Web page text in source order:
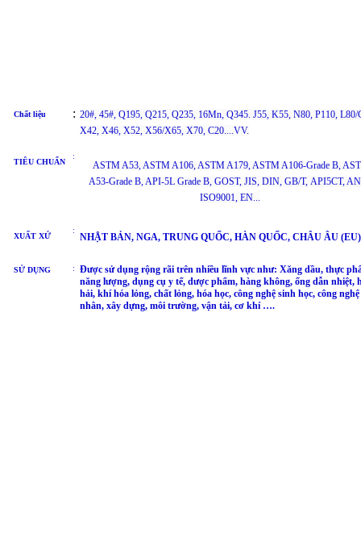
Chất liệu : 20#, 45#, Q195, Q215, Q235, 16Mn, Q345. J55, K55, N80, P110, L80/
X42, X46, X52, X56/X65, X70, C20....VV.
TIÊU CHUẨN
:
ASTM A53, ASTM A106, ASTM A179, ASTM A106-Grade B,
A53-Grade B, API-5L Grade B, GOST, JIS, DIN, GB/T, API5CT,
ISO9001, EN...
XUẤT XỨ
:
NHẬT BẢN, NGA, TRUNG QUỐC, HÀN QUỐC, CHÂU ÂU (EU)
SỬ DỤNG :
Được sử dụng rộng rãi trên nhiều lĩnh vực như: Xăng dầu, thực
năng lượng, dụng cụ y tế, dược phẩm, hàng không, ống dẫn nhiệt,
hải, khí hóa lỏng, chất lỏng, hóa học, công nghệ sinh học, công
nhân, xây dựng, môi trường, vận tải, cơ khí ….